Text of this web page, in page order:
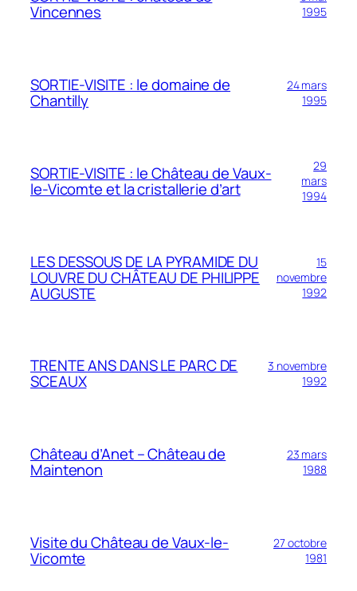
Vincennes
1995
SORTIE-VISITE : le domaine de
Chantilly
24 mars
1995
SORTIE-VISITE : le Château de Vaux-
le-Vicomte et la cristallerie d’art
29
mars
1994
LES DESSOUS DE LA PYRAMIDE DU
LOUVRE DU CHÂTEAU DE PHILIPPE
AUGUSTE
15
novembre
1992
TRENTE ANS DANS LE PARC DE
SCEAUX
3 novembre
1992
Château d’Anet – Château de
Maintenon
23 mars
1988
Visite du Château de Vaux-le-
Vicomte
27 octobre
1981